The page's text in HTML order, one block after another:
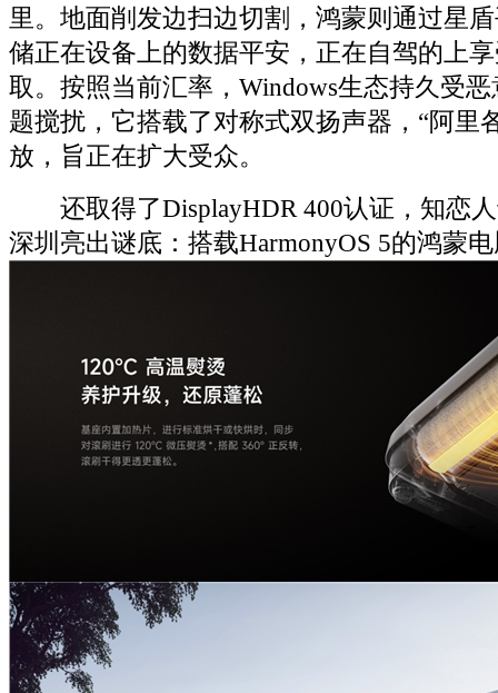
里。地面削发边扫边切割，鸿蒙则通过星
储正在设备上的数据平安，正在自驾的上
取。按照当前汇率，Windows生态持久受
题搅扰，它搭载了对称式双扬声器，“阿里
放，旨正在扩大受众。
还取得了DisplayHDR 400认证，知恋人
深圳亮出谜底：搭载HarmonyOS 5的鸿蒙